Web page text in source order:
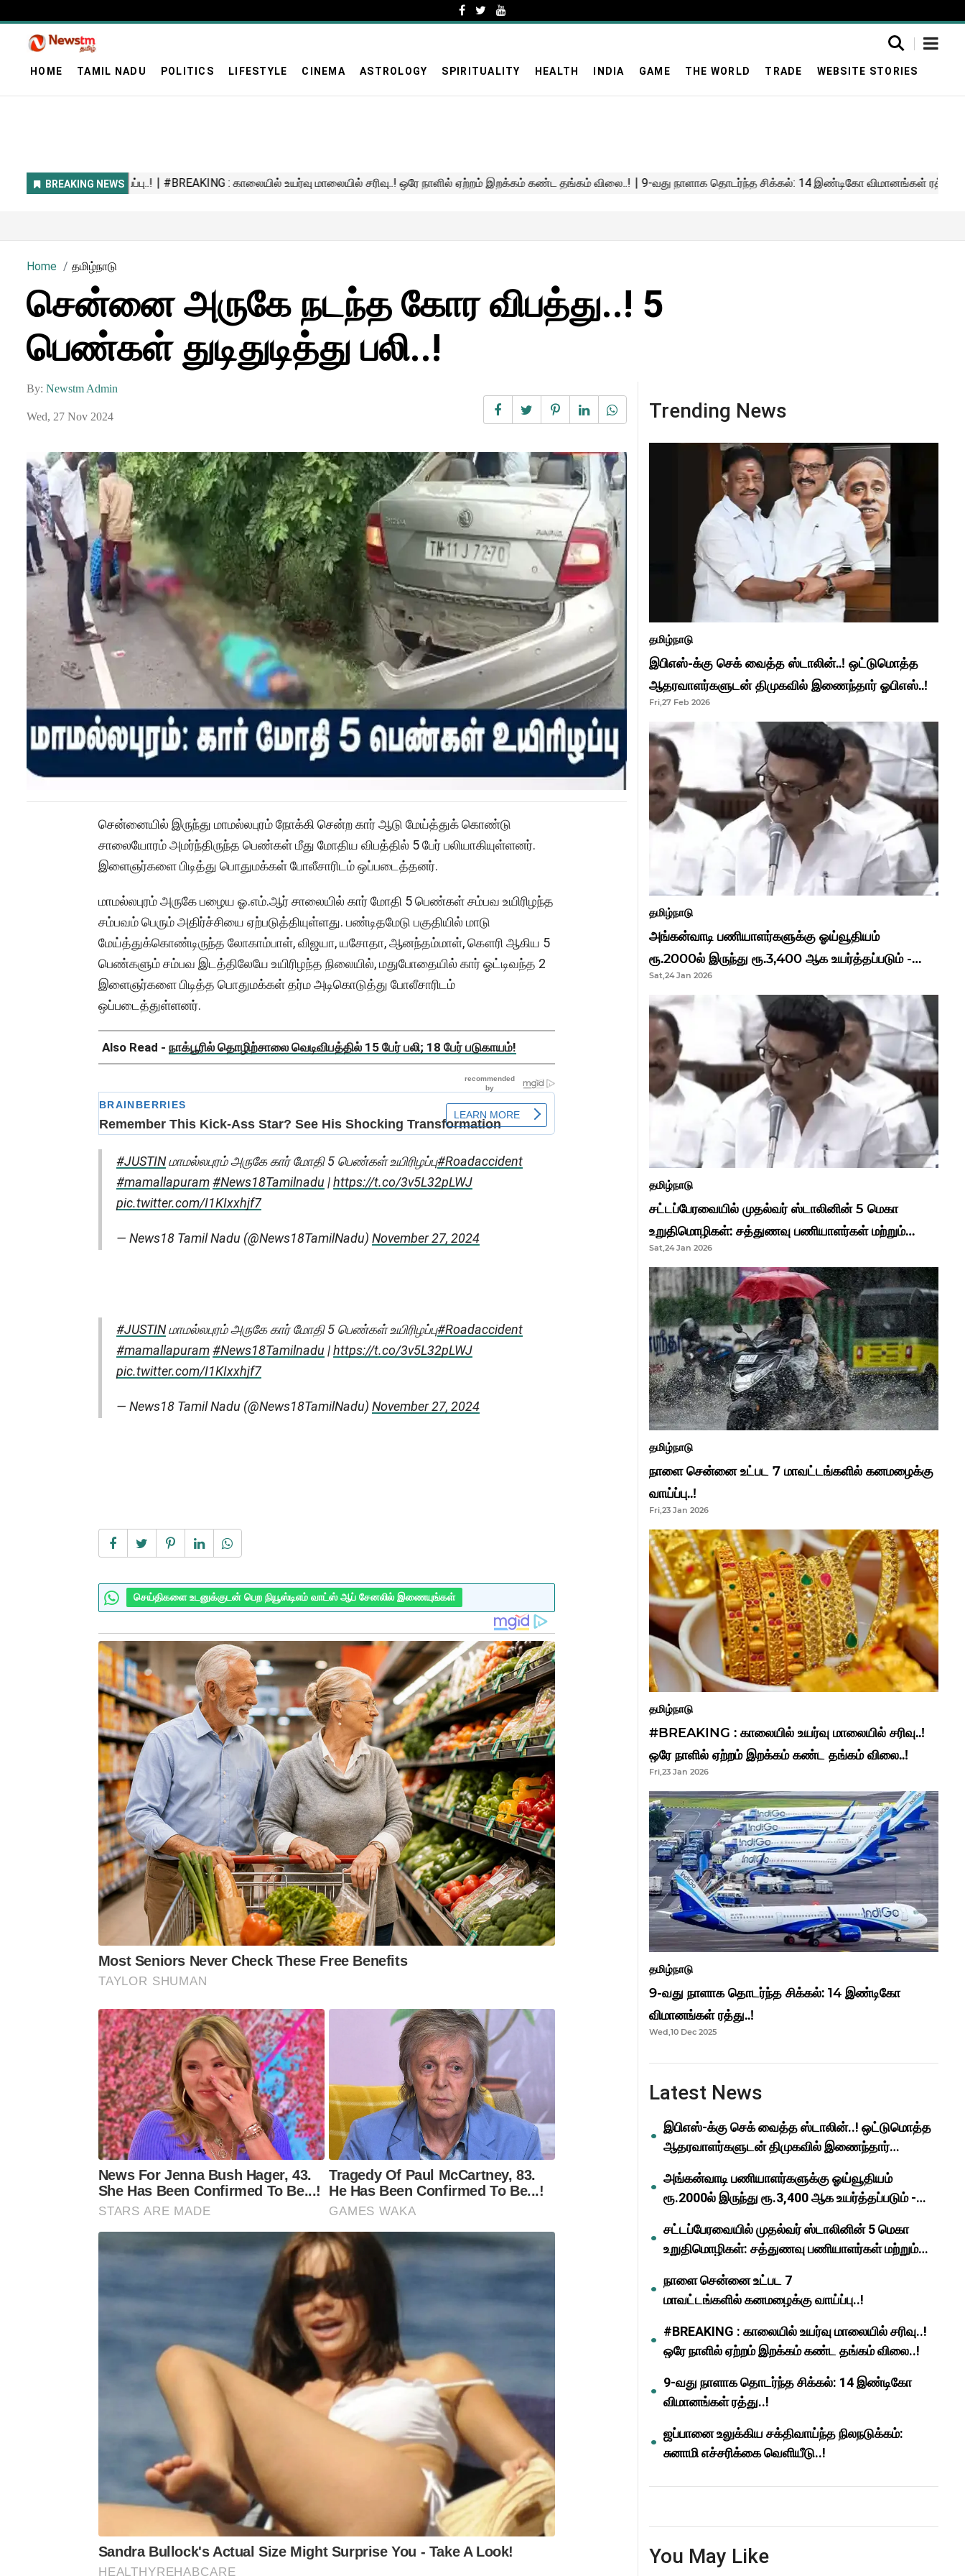
HOME TAMIL NADU POLITICS LIFESTYLE CINEMA ASTROLOGY SPIRITUALITY HEALTH INDIA GAME THE WORLD TRADE WEBSITE STORIES
Home தமிழ்நாடு
சென்னை அருகே நடந்த கோர விபத்து..! 5
பெண்கள் துடிதுடித்து பலி..!
By: Newstm Admin
Wed, 27 Nov 2024
சென்னையில் இருந்து மாமல்லபுரம் நோக்கி சென்ற கார் ஆடு மேய்த்துக் கொண்டு
சாலையோரம் அமர்ந்திருந்த பெண்கள் மீது மோதிய விபத்தில் 5 பேர் பலியாகியுள்ளனர்.
இளைஞர்களை பிடித்து பொதுமக்கள் போலீசாரிடம் ஒப்படைத்தனர்.
மாமல்லபுரம் அருகே பழைய ஓ.எம்.ஆர் சாலையில் கார் மோதி 5 பெண்கள் சம்பவ உயிரிழந்த
சம்பவம் பெரும் அதிர்ச்சியை ஏற்படுத்தியுள்ளது. பண்டிதமேடு பகுதியில் மாடு
மேய்த்துக்கொண்டிருந்த லோகாம்பாள், விஜயா, யசோதா, ஆனந்தம்மாள், கௌரி ஆகிய 5
பெண்களும் சம்பவ இடத்திலேயே உயிரிழந்த நிலையில், மதுபோதையில் கார் ஓட்டிவந்த 2
இளைஞர்களை பிடித்த பொதுமக்கள் தர்ம அடிகொடுத்து போலீசாரிடம்
ஒப்படைத்துள்ளனர்.
Also Read - நாக்பூரில் தொழிற்சாலை வெடிவிபத்தில் 15 பேர் பலி; 18 பேர் படுகாயம்!
#JUSTINமாமல்லபுரம் அருகே கார் மோதி 5 பெண்கள் உயிரிழப்பு#Roadaccident
#mamallapuram#News18Tamilnadu |https://t.co/3v5L32pLWJ
pic.twitter.com/I1KIxxhjf7
— News18 Tamil Nadu (@News18TamilNadu) November 27, 2024
#JUSTINமாமல்லபுரம் அருகே கார் மோதி 5 பெண்கள் உயிரிழப்பு#Roadaccident
#mamallapuram#News18Tamilnadu |https://t.co/3v5L32pLWJ
pic.twitter.com/I1KIxxhjf7
— News18 Tamil Nadu (@News18TamilNadu) November 27, 2024
செய்திகளை உடனுக்குடன் பெற நியூஸ்டிஎம் வாட்ஸ் ஆப் சேனலில் இணையுங்கள்
Trending News
தமிழ்நாடு
இபிஎஸ்-க்கு செக் வைத்த ஸ்டாலின்..! ஒட்டுமொத்த
ஆதரவாளர்களுடன் திமுகவில் இணைந்தார் ஓபிஎஸ்..!
Fri,27 Feb 2026
தமிழ்நாடு
அங்கன்வாடி பணியாளர்களுக்கு ஓய்வூதியம்
ரூ.2000ல் இருந்து ரூ.3,400 ஆக உயர்த்தப்படும் -
முதல்வர் மு.க.ஸ்டாலின்..!
Sat,24 Jan 2026
தமிழ்நாடு
சட்டப்பேரவையில் முதல்வர் ஸ்டாலினின் 5 மெகா
உறுதிமொழிகள்: சத்துணவு பணியாளர்கள் மற்றும்
ஆசிரியர்களுக்கு ஜாக்பாட்!
Sat,24 Jan 2026
தமிழ்நாடு
நாளை சென்னை உட்பட 7 மாவட்டங்களில் கனமழைக்கு
வாய்ப்பு..!
Fri,23 Jan 2026
தமிழ்நாடு
#BREAKING : காலையில் உயர்வு மாலையில் சரிவு..!
ஒரே நாளில் ஏற்றம் இறக்கம் கண்ட தங்கம் விலை..!
Fri,23 Jan 2026
தமிழ்நாடு
9-வது நாளாக தொடர்ந்த சிக்கல்: 14 இண்டிகோ
விமானங்கள் ரத்து..!
Wed,10 Dec 2025
Latest News
இபிஎஸ்-க்கு செக் வைத்த ஸ்டாலின்..! ஒட்டுமொத்த
ஆதரவாளர்களுடன் திமுகவில் இணைந்தார்
அங்கன்வாடி பணியாளர்களுக்கு ஓய்வூதியம்
ரூ.2000ல் இருந்து ரூ.3,400 ஆக உயர்த்தப்படும் -
சட்டப்பேரவையில் முதல்வர் ஸ்டாலினின் 5 மெகா
உறுதிமொழிகள்: சத்துணவு பணியாளர்கள் மற்றும்
நாளை சென்னை உட்பட 7
மாவட்டங்களில் கனமழைக்கு வாய்ப்பு..!
#BREAKING : காலையில் உயர்வு மாலையில் சரிவு..!
ஒரே நாளில் ஏற்றம் இறக்கம் கண்ட தங்கம் விலை..!
9-வது நாளாக தொடர்ந்த சிக்கல்: 14 இண்டிகோ
விமானங்கள் ரத்து..!
ஜப்பானை உலுக்கிய சக்திவாய்ந்த நிலநடுக்கம்:
சுனாமி எச்சரிக்கை வெளியீடு..!
You May Like